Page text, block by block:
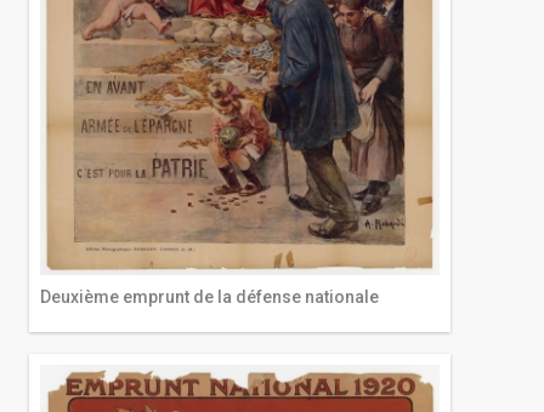
Deuxième emprunt de la défense nationale